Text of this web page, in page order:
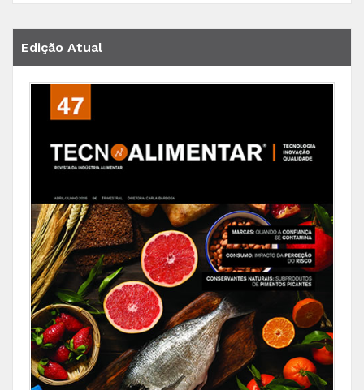
Edição Atual